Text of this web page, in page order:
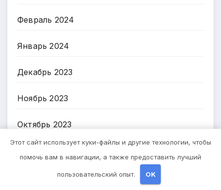
Февраль 2024
Январь 2024
Декабрь 2023
Ноябрь 2023
Октябрь 2023
Март 2023
Этот сайт использует куки-файлы и другие технологии, чтобы
помочь вам в навигации, а также предоставить лучший
пользовательский опыт. OK